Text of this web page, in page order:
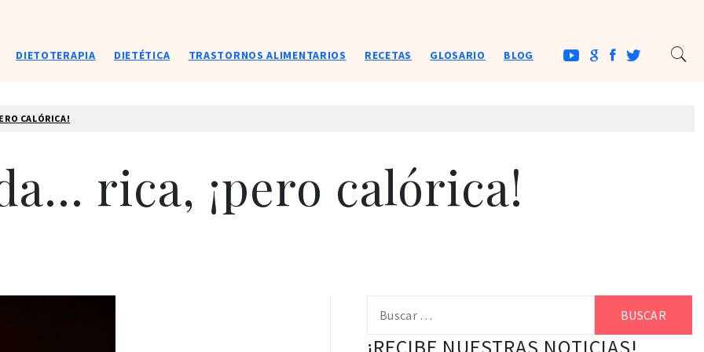
DIETOTERAPIA DIETÉTICA TRASTORNOS ALIMENTARIOS RECETAS GLOSARIO BLOG
CALÓRICA!
rica, ¡pero calórica!